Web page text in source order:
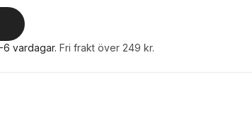
6 vardagar. Fri frakt över 249 kr.